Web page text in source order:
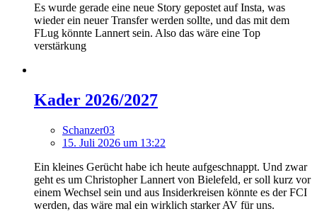
Es wurde gerade eine neue Story gepostet auf Insta, was
wieder ein neuer Transfer werden sollte, und das mit dem
FLug könnte Lannert sein. Also das wäre eine Top
verstärkung
Kader 2026/2027
Schanzer03
15. Juli 2026 um 13:22
Ein kleines Gerücht habe ich heute aufgeschnappt. Und zwar
geht es um Christopher Lannert von Bielefeld, er soll kurz vor
einem Wechsel sein und aus Insiderkreisen könnte es der FCI
werden, das wäre mal ein wirklich starker AV für uns.